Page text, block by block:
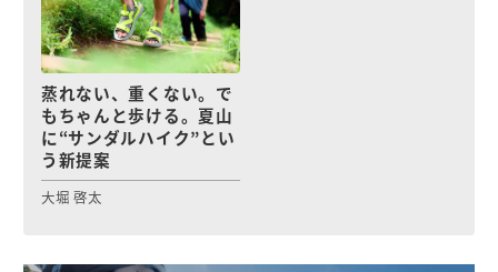
蒸れない、重くない。で
もちゃんと歩ける。夏山
に“サンダルハイク”とい
う新提案
大堀 啓太